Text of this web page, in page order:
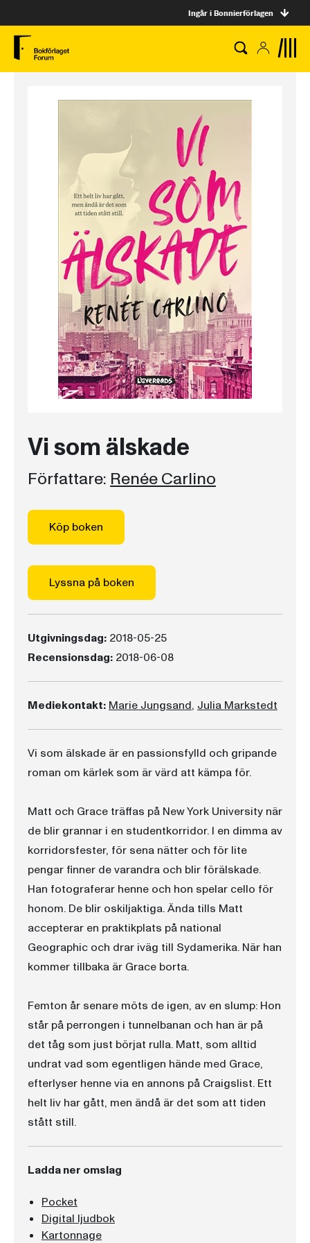
Ingår i Bonnierförlagen
Vi som älskade
Författare: Renée Carlino
Köp boken
Lyssna på boken
Utgivningsdag: 2018-05-25
Recensionsdag: 2018-06-08
Mediekontakt: Marie Jungsand, Julia Markstedt
Vi som älskade är en passionsfylld och gripande
roman om kärlek som är värd att kämpa för.
Matt och Grace träffas på New York University när
de blir grannar i en studentkorridor. I en dimma av
korridorsfester, för sena nätter och för lite
pengar finner de varandra och blir förälskade.
Han fotograferar henne och hon spelar cello för
honom. De blir oskiljaktiga. Ända tills Matt
accepterar en praktikplats på national
Geographic och drar iväg till Sydamerika. När han
kommer tillbaka är Grace borta.
Femton år senare möts de igen, av en slump: Hon
står på perrongen i tunnelbanan och han är på
det tåg som just börjat rulla. Matt, som alltid
undrat vad som egentligen hände med Grace,
efterlyser henne via en annons på Craigslist. Ett
helt liv har gått, men ändå är det som att tiden
stått still.
Ladda ner omslag
Pocket
Digital ljudbok
Kartonnage